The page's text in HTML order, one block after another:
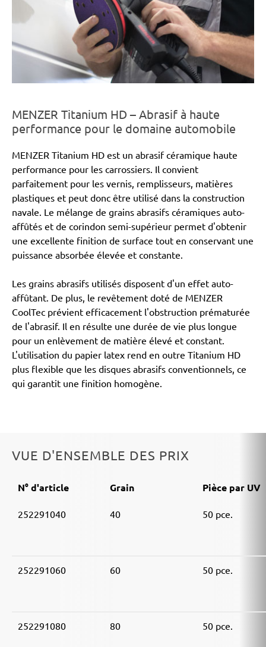
MENZER Titanium HD – Abrasif à haute
performance pour le domaine automobile
MENZER Titanium HD est un abrasif céramique haute
performance pour les carrossiers. Il convient
parfaitement pour les vernis, remplisseurs, matières
plastiques et peut donc être utilisé dans la construction
navale. Le mélange de grains abrasifs céramiques auto-
affûtés et de corindon semi-supérieur permet d'obtenir
une excellente finition de surface tout en conservant une
puissance absorbée élevée et constante.
Les grains abrasifs utilisés disposent d'un effet auto-
affûtant. De plus, le revêtement doté de MENZER
CoolTec prévient efficacement l'obstruction prématurée
de l'abrasif. Il en résulte une durée de vie plus longue
pour un enlèvement de matière élevé et constant.
L'utilisation du papier latex rend en outre Titanium HD
plus flexible que les disques abrasifs conventionnels, ce
qui garantit une finition homogène.
VUE D'ENSEMBLE DES PRIX
N° d'article Grain Pièce par UV
252291040 40 50 pce.
252291060 60 50 pce.
252291080 80 50 pce.